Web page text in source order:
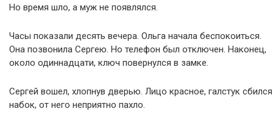
Но время шло, а муж не появлялся.
Часы показали десять вечера. Ольга начала беспокоиться.
Она позвонила Сергею. Но телефон был отключен. Наконец,
около одиннадцати, ключ повернулся в замке.
Сергей вошел, хлопнув дверью. Лицо красное, галстук сбился
набок, от него неприятно пахло.